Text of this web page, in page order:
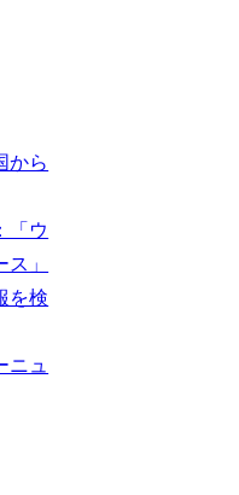
から
「ウ
」
を検
ニュ